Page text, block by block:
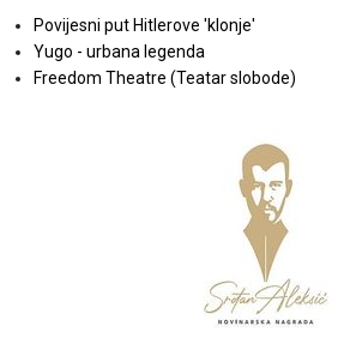
Povijesni put Hitlerove 'klonje'
Yugo - urbana legenda
Freedom Theatre (Teatar slobode)